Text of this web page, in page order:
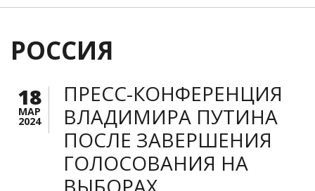
РОССИЯ
18
МАР
2024
ПРЕСС-КОНФЕРЕНЦИЯ
ВЛАДИМИРА ПУТИНА
ПОСЛЕ ЗАВЕРШЕНИЯ
ГОЛОСОВАНИЯ НА